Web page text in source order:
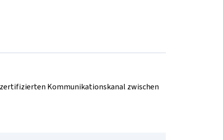
Kommunikationskanal zwischen